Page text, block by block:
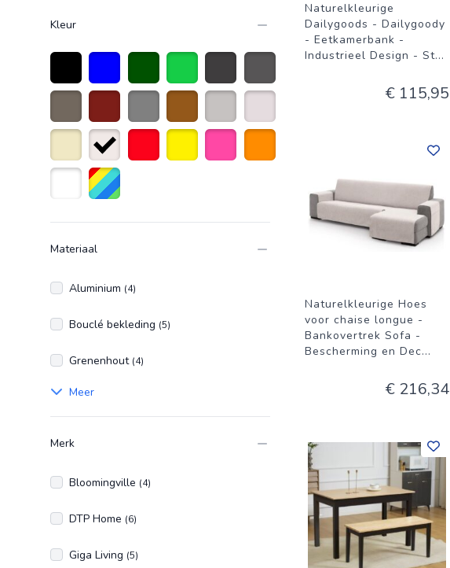
Kleur
Zwart Blauw donkergroen
Groen DonkergrijsAntraciet grijs
taupe Donkerrood
Grijs Bruin Licht grijsCreme wit
Beige Naturelkleur
Materiaal
Aluminium (4)
Bouclé bekleding (5)
Grenenhout (4)
Meer
Merk
Bloomingville (4)
DTP Home (6)
Giga Living (5)
Naturelkleurige
Dailygoods - Dailygoody
- Eetkamerbank -
Industrieel Design - St...
€ 115,95
Naturelkleurige Hoes
voor chaise longue -
Bankovertrek Sofa -
Bescherming en Dec...
€ 216,34